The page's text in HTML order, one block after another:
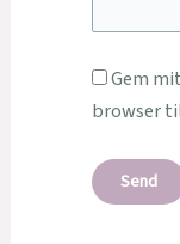
Gem
browser